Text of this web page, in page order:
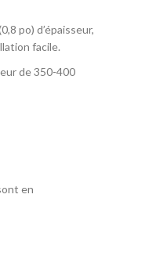
po) d’épaisseur,
facile.
de 350-400
en